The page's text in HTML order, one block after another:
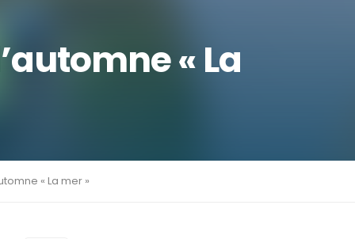
« La
« La mer »